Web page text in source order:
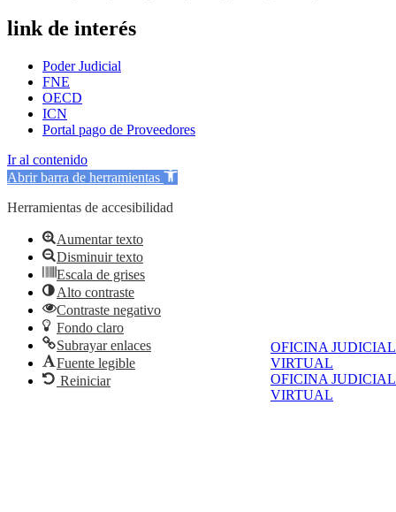
OFICINA JUDICIAL
VIRTUAL
OFICINA JUDICIAL
VIRTUAL
link de interés
Poder Judicial
FNE
OECD
ICN
Portal pago de Proveedores
Ir al contenido
Abrir barra de herramientas
Herramientas de accesibilidad
Aumentar texto
Disminuir texto
Escala de grises
Alto contraste
Contraste negativo
Fondo claro
Subrayar enlaces
Fuente legible
Reiniciar